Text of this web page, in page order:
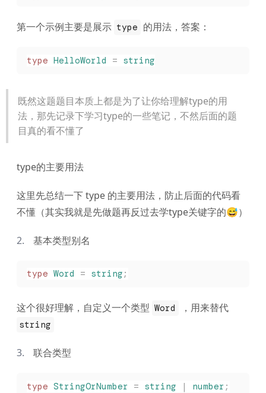
第一个示例主要是展示 type 的用法，答案：
type HelloWorld = string
既然这题题目本质上都是为了让你给理解type的用
法，那先记录下学习type的一些笔记，不然后面的题
目真的看不懂了
type的主要用法
这里先总结一下 type 的主要用法，防止后面的代码看
不懂（其实我就是先做题再反过去学type关键字的😅）
基本类型别名
type Word = string;
这个很好理解，自定义一个类型 Word ，用来替代
string
联合类型
type StringOrNumber = string | number ;